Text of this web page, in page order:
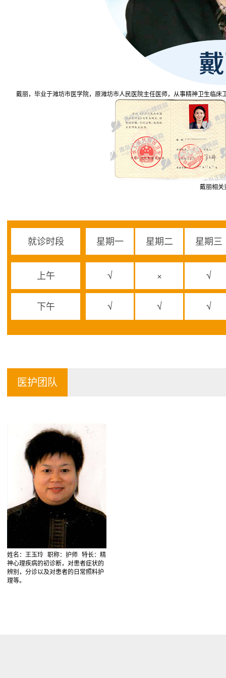
戴丽，毕业于潍坊市医学院，原潍坊市人民医院主任医师，从事精神卫生临床
戴丽相关
就诊时段 星期一 星期二 星期三
上午 √ × √
下午 √ √ √
医护团队
姓名：王玉玲 职称：护师 特长：精
神心理疾病的初诊断，对患者症状的
辨别，分诊以及对患者的日常照料护
理等。